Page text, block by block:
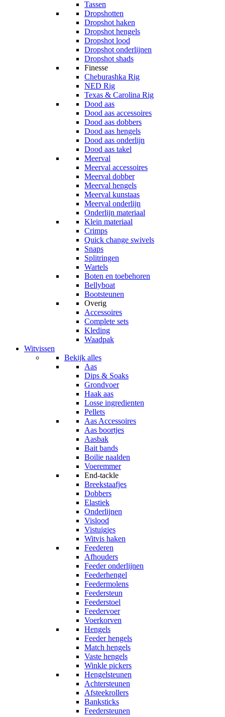
Tassen
Dropshotten
Dropshot haken
Dropshot hengels
Dropshot lood
Dropshot onderlijnen
Dropshot shads
Finesse
Cheburashka Rig
NED Rig
Texas & Carolina Rig
Dood aas
Dood aas accessoires
Dood aas dobbers
Dood aas hengels
Dood aas onderlijn
Dood aas takel
Meerval
Meerval accessoires
Meerval dobber
Meerval hengels
Meerval kunstaas
Meerval onderlijn
Onderlijn materiaal
Klein materiaal
Crimps
Quick change swivels
Snaps
Splitringen
Wartels
Boten en toebehoren
Bellyboat
Bootsteunen
Overig
Accessoires
Complete sets
Kleding
Waadpak
Witvissen
Bekijk alles
Aas
Dips & Soaks
Grondvoer
Haak aas
Losse ingredienten
Pellets
Aas Accessoires
Aas boortjes
Aasbak
Bait bands
Boilie naalden
Voeremmer
End-tackle
Breekstaafjes
Dobbers
Elastiek
Onderlijnen
Vislood
Vistuigjes
Witvis haken
Feederen
Afhouders
Feeder onderlijnen
Feederhengel
Feedermolens
Feedersteun
Feederstoel
Feedervoer
Voerkorven
Hengels
Feeder hengels
Match hengels
Vaste hengels
Winkle pickers
Hengelsteunen
Achtersteunen
Afsteekrollers
Banksticks
Feedersteunen